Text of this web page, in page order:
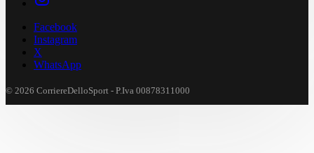
Facebook
Instagram
X
WhatsApp
© 2026 CorriereDelloSport - P.Iva 00878311000